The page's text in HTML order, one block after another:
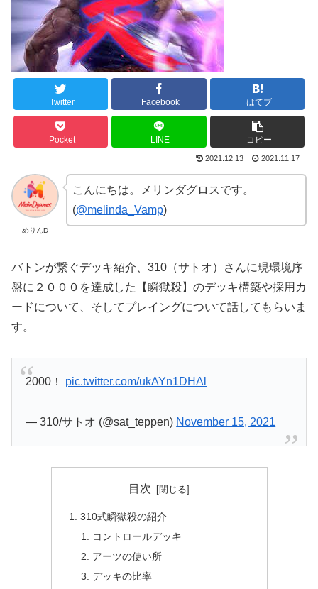
Twitter Facebook はてブ
Pocket LINE コピー
2021.12.13 2021.11.17
めりんD
こんにちは。メリンダグロスです。
(@melinda_Vamp)
バトンが繋ぐデッキ紹介、310（サトオ）さんに現環境序
盤に２０００を達成した
【瞬獄殺】のデッキ構築や採用カ
ードについて、そしてプレイングについて話してもらいま
す。
2000！ pic.twitter.com/ukAYn1DHAl
— 310/サトオ (@sat_teppen) November 15, 2021
目次
310式瞬獄殺の紹介
コントロールデッキ
アーツの使い所
デッキの比率